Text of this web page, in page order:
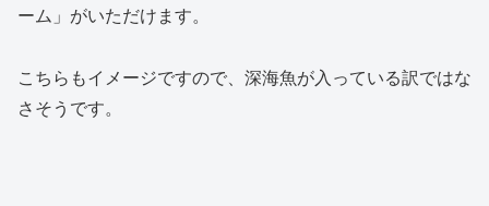
ーム」がいただけます。
こちらもイメージですので、深海魚が入っている訳ではな
さそうです。